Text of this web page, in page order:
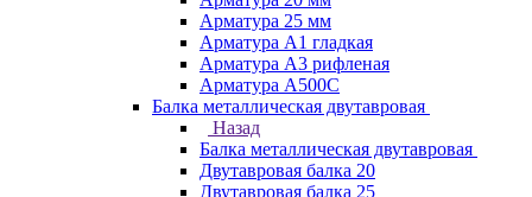
Арматура 25 мм
Арматура А1 гладкая
Арматура А3 рифленая
Арматура А500С
Балка металлическая двутавровая
Назад
Балка металлическая двутавровая
Двутавровая балка 20
Двутавровая балка 25